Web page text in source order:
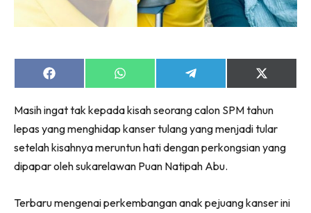
Share
on
Share
on
Share
on
Share
on
(Twitter)
Masih ingat tak kepada kisah seorang calon SPM tahun
lepas yang menghidap kanser tulang yang menjadi tular
setelah kisahnya meruntun hati dengan perkongsian yang
dipapar oleh sukarelawan Puan Natipah Abu.
Terbaru mengenai perkembangan anak pejuang kanser ini